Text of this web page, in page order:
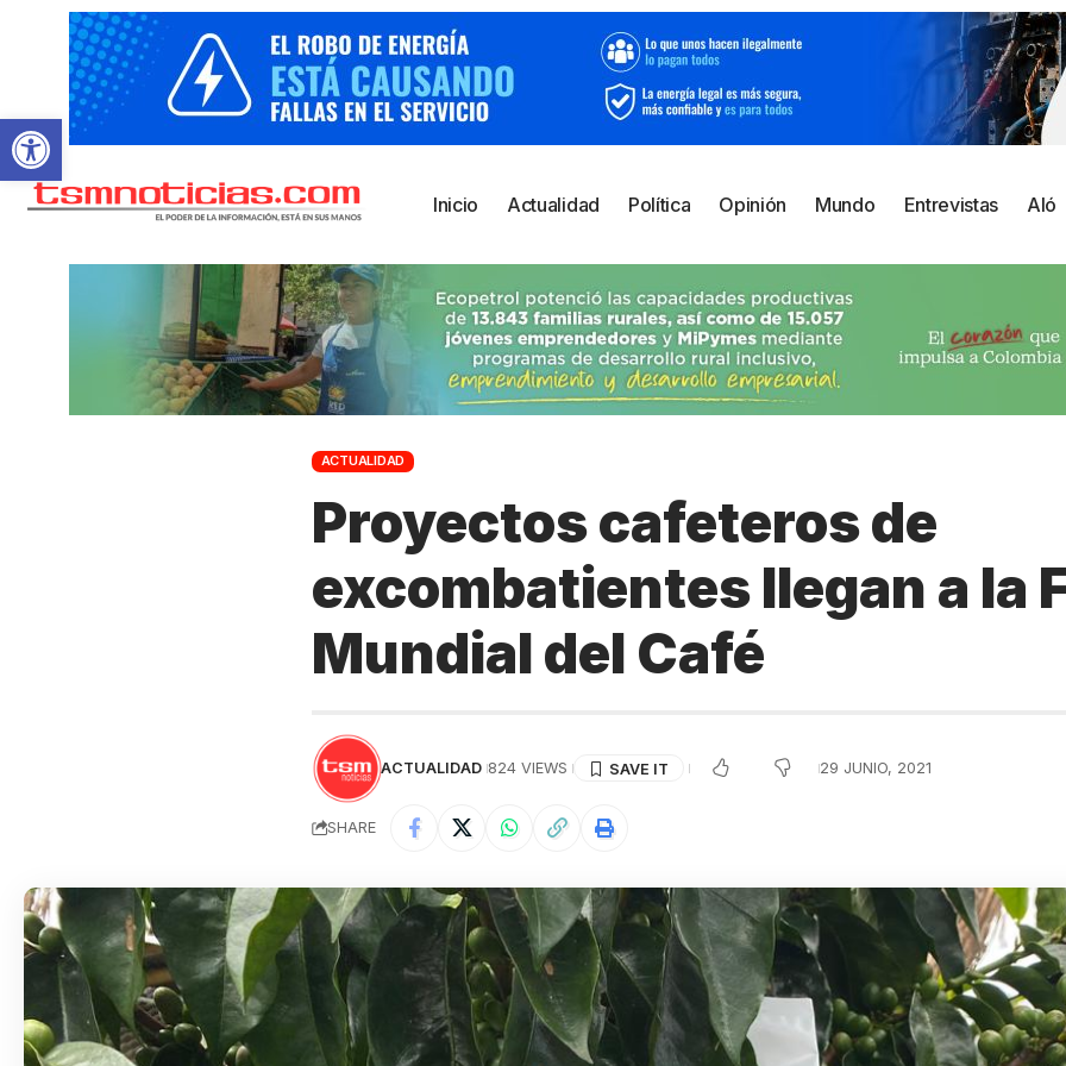
Abrir barra de herramientas
Inicio Actualidad Política Opinión Mundo Entrevistas Aló
ACTUALIDAD
Proyectos cafeteros de
excombatientes llegan a la
Mundial del Café
ACTUALIDAD 824 VIEWS 29 JUNIO, 2021
SHARE